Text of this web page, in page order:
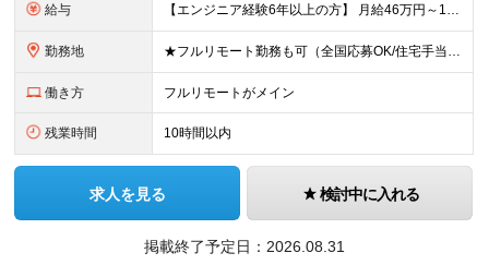
給与 【エンジニア経験6年以上の方】 月給46万円～100万円（固定残業代含む） ※上記月給には月30時間分の固定残業代（月8万7,400円～月19万円）を含む。超過分は全額支給。 【エンジニア経験4年以
勤務地 ★フルリモート勤務も可（全国応募OK/住宅手当を支給します） ※案件によって常駐が必要になる場合があります。 ※希望がない限り、転勤はありません ※U・Iターン歓迎 ★ルトラの社員は全国各地で活躍中
働き方 フルリモートがメイン
残業時間 10時間以内
求人を見る 検討中に入れる
掲載終了予定日： 2026.08.31